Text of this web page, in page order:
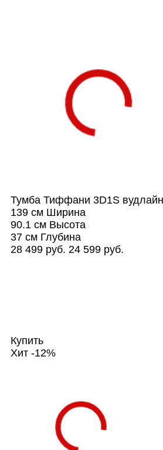
Тумба Тиффани 3D1S
139 смШирина
90.1 смВысота
37 смГлубина
28 499 руб. 24 599 руб.
Купить
Хит -12%